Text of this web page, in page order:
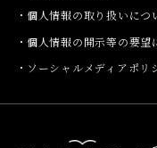
個人情報の取り扱いにつ
個人情報の開示等の要望
ソーシャルメディアポリ